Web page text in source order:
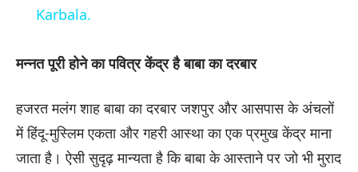
Karbala.
मन्नत पूरी होने का पवित्र केंद्र है बाबा का दरबार
हजरत मलंग शाह बाबा का दरबार जशपुर और आसपास के अंचलों
में हिंदू-मुस्लिम एकता और गहरी आस्था का एक प्रमुख केंद्र माना
जाता है। ऐसी सुदृढ़ मान्यता है कि बाबा के आस्ताने पर जो भी मुराद